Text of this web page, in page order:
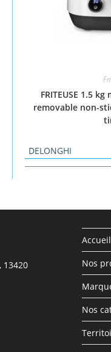
FRITEUSE 1.5
removable non-
DELONGHI
13420
Accueil
Nos
Nos